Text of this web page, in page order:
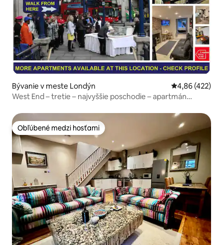
Bývanie v meste Londýn Priemerné
4,86 (422)
West End – tretie – najvyššie poschodie – apartmán
Obľúbené medzi hosťami
Obľúbené medzi hosťami